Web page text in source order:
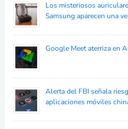
Los misteriosos
Samsung aparecen una
Google Meet aterriza en
Alerta del FBI señala
aplicaciones móviles